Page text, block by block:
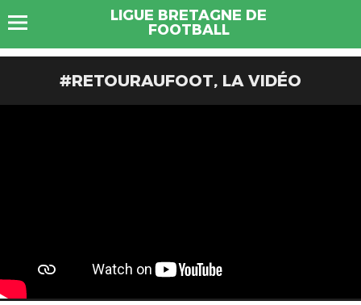
LIGUE BRETAGNE DE
FOOTBALL
#RETOURAUFOOT, LA VIDÉO